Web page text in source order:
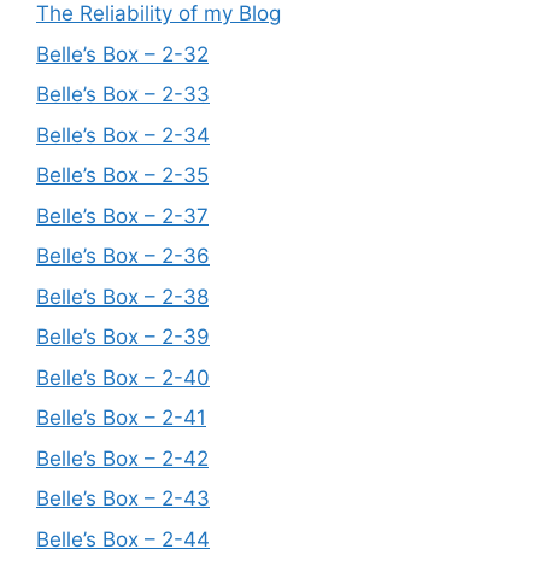
The Reliability of my Blog
Belle’s Box – 2-32
Belle’s Box – 2-33
Belle’s Box – 2-34
Belle’s Box – 2-35
Belle’s Box – 2-37
Belle’s Box – 2-36
Belle’s Box – 2-38
Belle’s Box – 2-39
Belle’s Box – 2-40
Belle’s Box – 2-41
Belle’s Box – 2-42
Belle’s Box – 2-43
Belle’s Box – 2-44